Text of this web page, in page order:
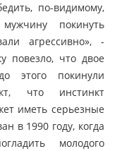
по-видимому,
мужчину покинуть
агрессивно», -
повезло, что двое
этого покинули
что инстинкт
иметь серьезные
в 1990 году, когда
молодого